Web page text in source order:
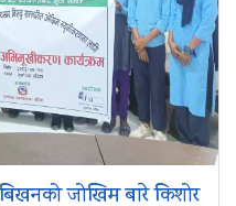
जोखिम बारे किशोर